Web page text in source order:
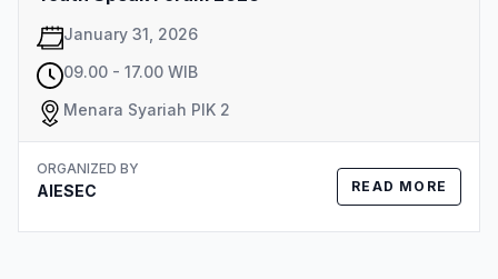
January 31, 2026
09.00 - 17.00 WIB
Menara Syariah PIK 2
ORGANIZED BY
AIESEC READ MORE